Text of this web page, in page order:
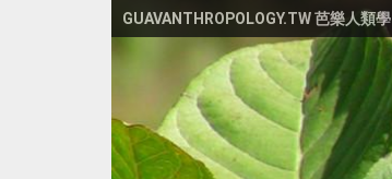
GUAVANTHROPOLOGY.TW 芭樂人類學